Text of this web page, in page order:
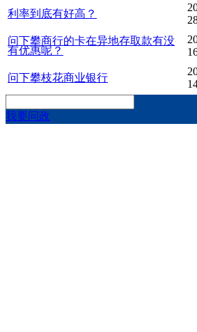
利率到底有好高？
问下攀商行的卡在异地存取款有没
有优惠呢？
问下攀枝花商业银行
我要问政